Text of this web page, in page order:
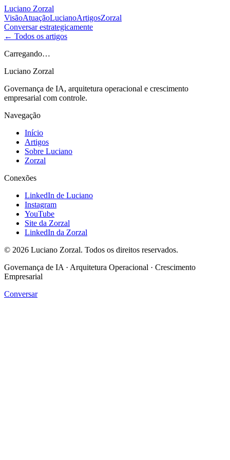
Luciano Zorzal
VisãoAtuaçãoLucianoArtigosZorzal
Conversar estrategicamente
← Todos os artigos
Carregando…
Luciano Zorzal
Governança de IA, arquitetura operacional e crescimento
empresarial com controle.
Navegação
Início
Artigos
Sobre Luciano
Zorzal
Conexões
LinkedIn de Luciano
Instagram
YouTube
Site da Zorzal
LinkedIn da Zorzal
© 2026 Luciano Zorzal. Todos os direitos reservados.
Governança de IA · Arquitetura Operacional · Crescimento
Empresarial
Conversar